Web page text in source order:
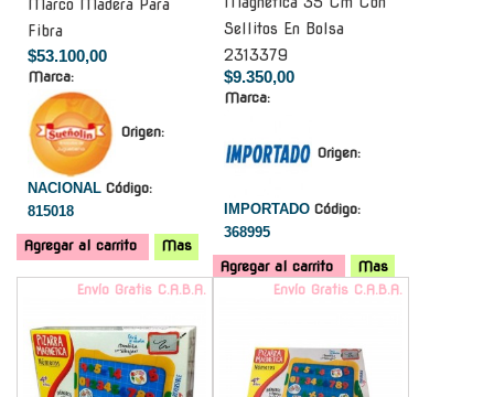
Marco Madera Para
Fibra
$53.100,00
Marca:
Origen:
NACIONAL Código:
815018
Agregar al carrito Mas
Sellitos En Bolsa
2313379
$9.350,00
Marca:
Origen:
IMPORTADO Código:
368995
Agregar al carrito
Mas
Envío Gratis C.A.B.A.
Envío Gratis C.A.B.A.